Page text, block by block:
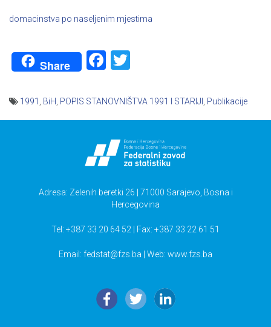
domacinstva po naseljenim mjestima
Share Facebook
1991 BiH POPIS STANOVNIŠTVA 1991 I STARIJI Publikacije
Adresa: Zelenih beretki 26 | 71000 Sarajevo, Bosna i
Hercegovina
Tel: +387 33 20 64 52 | Fax: +387 33 22 61 51
Email: fedstat@fzs.ba | Web: www.fzs.ba